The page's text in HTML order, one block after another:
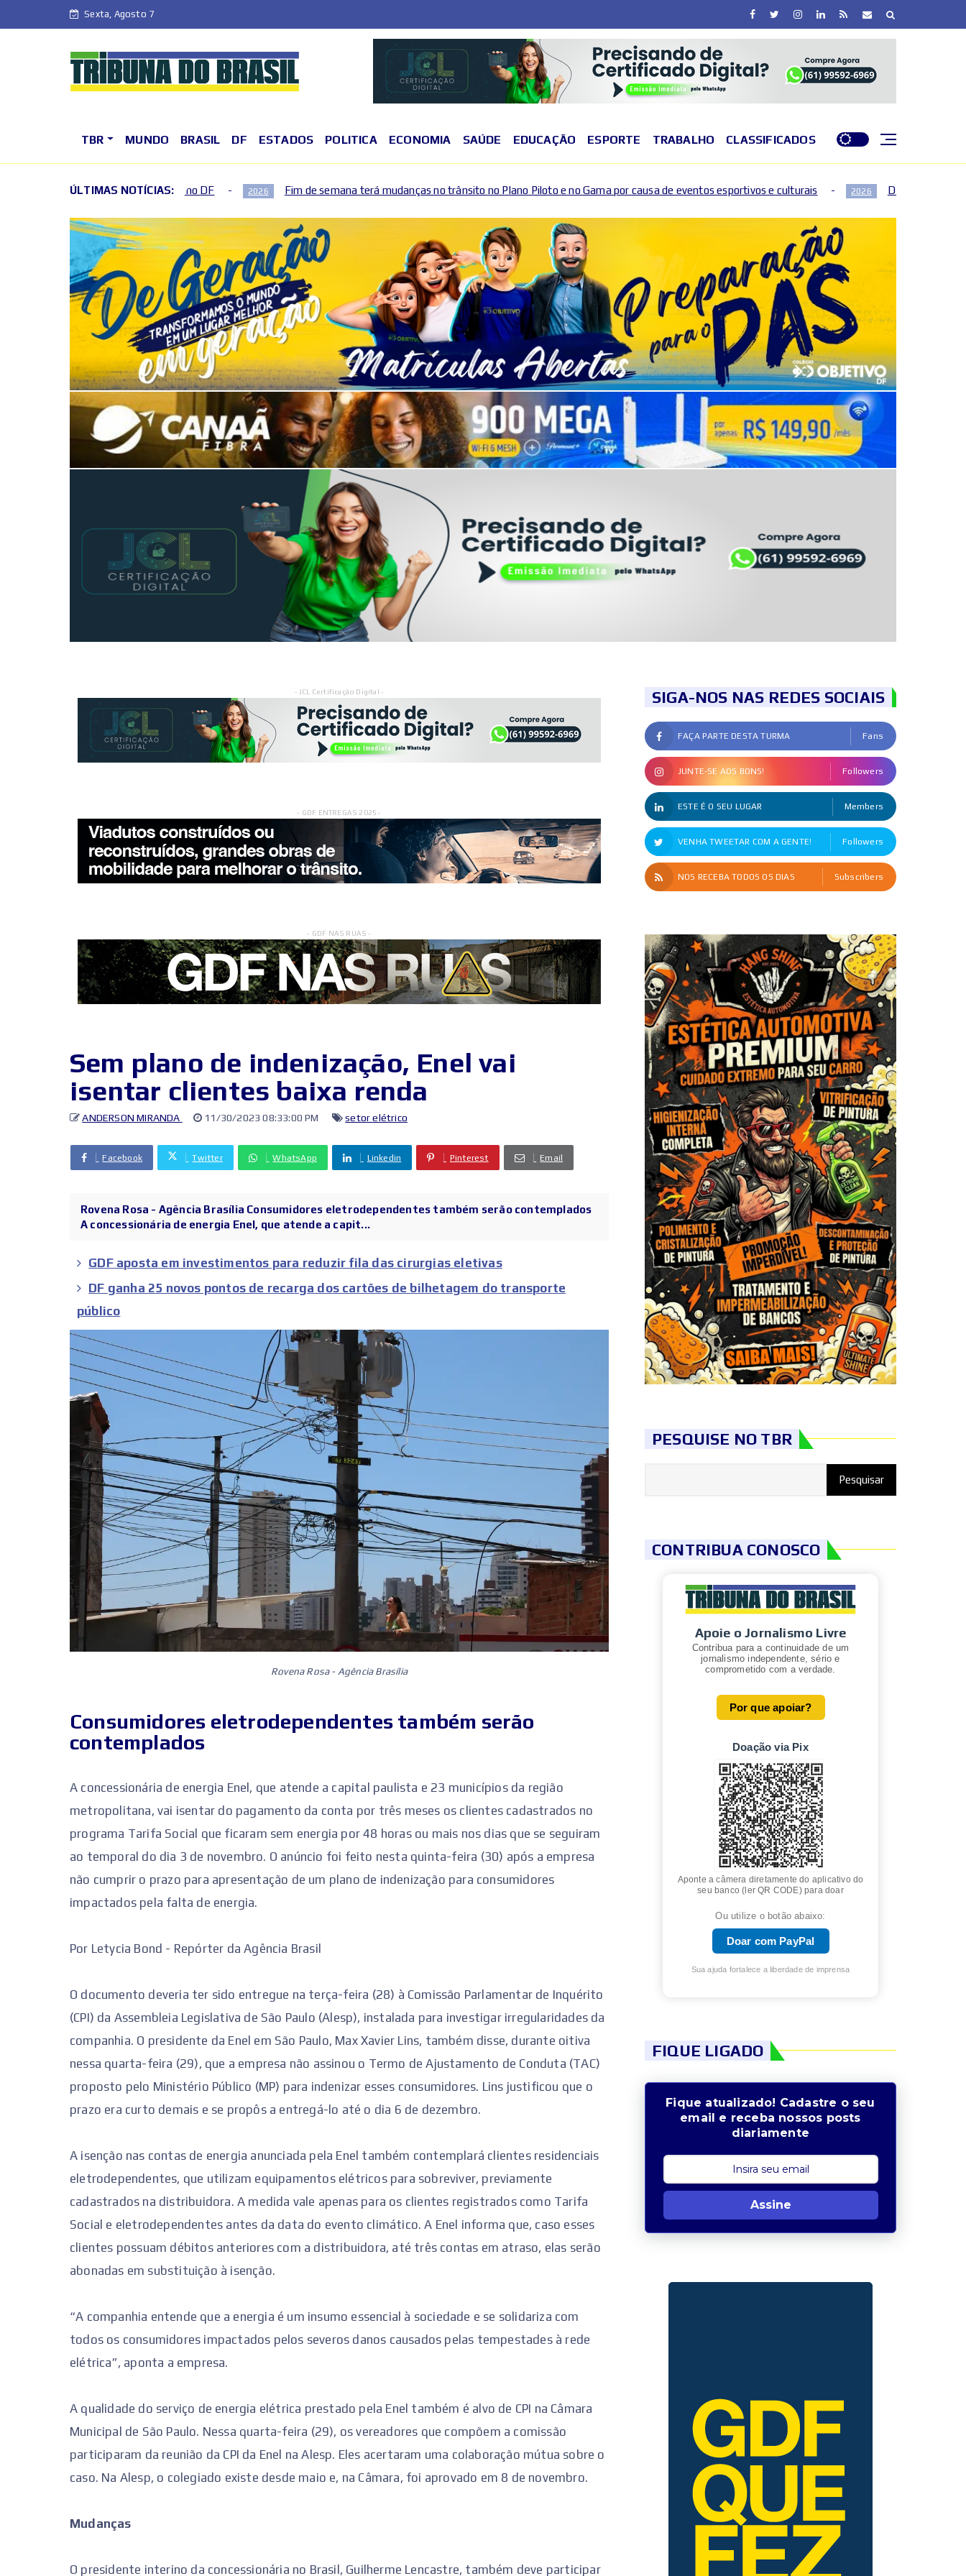
Sexta, Agosto 7
TBR MUNDO BRASIL DF ESTADOS POLITICA ECONOMIA SAÚDE EDUCAÇÃO ESPORTE TRABALHO CLASSIFICADOS
ÚLTIMAS NOTÍCIAS:
de agosto no DF 2026 Fim de semana terá mudanças no trânsito no Plano Piloto e no Gama por causa de eventos esportivos e culturais 2026 DF entra em nível de perigo por baixa
- JCL Certificação Digital -
- GDF ENTREGAS 2025 -
- GDF NAS RUAS -
Sem plano de indenização, Enel vai
isentar clientes baixa renda
ANDERSON MIRANDA 11/30/2023 08:33:00 PM setor elétrico
Facebook Twitter WhatsApp Linkedin Pinterest Email
Rovena Rosa - Agência Brasília Consumidores eletrodependentes também serão contemplados
A concessionária de energia Enel, que atende a capit...
GDF aposta em investimentos para reduzir fila das cirurgias eletivas
DF ganha 25 novos pontos de recarga dos cartões de bilhetagem do transporte
público
Rovena Rosa - Agência Brasília
Consumidores eletrodependentes também serão
contemplados
A concessionária de energia Enel, que atende a capital paulista e 23 municípios da região
metropolitana, vai isentar do pagamento da conta por três meses os clientes cadastrados no
programa Tarifa Social que ficaram sem energia por 48 horas ou mais nos dias que se seguiram
ao temporal do dia 3 de novembro. O anúncio foi feito nesta quinta-feira (30) após a empresa
não cumprir o prazo para apresentação de um plano de indenização para consumidores
impactados pela falta de energia.
Por Letycia Bond - Repórter da Agência Brasil
O documento deveria ter sido entregue na terça-feira (28) à Comissão Parlamentar de Inquérito
(CPI) da Assembleia Legislativa de São Paulo (Alesp), instalada para investigar irregularidades da
companhia. O presidente da Enel em São Paulo, Max Xavier Lins, também disse, durante oitiva
nessa quarta-feira (29), que a empresa não assinou o Termo de Ajustamento de Conduta (TAC)
proposto pelo Ministério Público (MP) para indenizar esses consumidores. Lins justificou que o
prazo era curto demais e se propôs a entregá-lo até o dia 6 de dezembro.
A isenção nas contas de energia anunciada pela Enel também contemplará clientes residenciais
eletrodependentes, que utilizam equipamentos elétricos para sobreviver, previamente
cadastrados na distribuidora. A medida vale apenas para os clientes registrados como Tarifa
Social e eletrodependentes antes da data do evento climático. A Enel informa que, caso esses
clientes possuam débitos anteriores com a distribuidora, até três contas em atraso, elas serão
abonadas em substituição à isenção.
“A companhia entende que a energia é um insumo essencial à sociedade e se solidariza com
todos os consumidores impactados pelos severos danos causados pelas tempestades à rede
elétrica”, aponta a empresa.
A qualidade do serviço de energia elétrica prestado pela Enel também é alvo de CPI na Câmara
Municipal de São Paulo. Nessa quarta-feira (29), os vereadores que compõem a comissão
participaram da reunião da CPI da Enel na Alesp. Eles acertaram uma colaboração mútua sobre o
caso. Na Alesp, o colegiado existe desde maio e, na Câmara, foi aprovado em 8 de novembro.
Mudanças
O presidente interino da concessionária no Brasil, Guilherme Lencastre, também deve participar
SIGA-NOS NAS REDES SOCIAIS
FAÇA PARTE DESTA TURMA Fans
JUNTE-SE AOS BONS! Followers
ESTE É O SEU LUGAR Members
VENHA TWEETAR COM A GENTE! Followers
NOS RECEBA TODOS OS DIAS Subscribers
PESQUISE NO TBR
CONTRIBUA CONOSCO
Apoie o Jornalismo Livre
Contribua para a continuidade de um
jornalismo independente, sério e
comprometido com a verdade.
Por que apoiar?
Doação via Pix
Aponte a câmera diretamente do aplicativo do
seu banco (ler QR CODE) para doar
Ou utilize o botão abaixo:
Doar com PayPal
Sua ajuda fortalece a liberdade de imprensa
FIQUE LIGADO
Fique atualizado! Cadastre o seu
email e receba nossos posts
diariamente
Assine